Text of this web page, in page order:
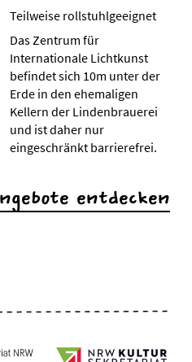
Teilweise rollstuhlgeeignet
Das Zentrum für
Internationale Lichtkunst
befindet sich 10m unter der
Erde in den ehemaligen
Kellern der Lindenbrauerei
und ist daher nur
eingeschränkt barrierefrei.
entdecken